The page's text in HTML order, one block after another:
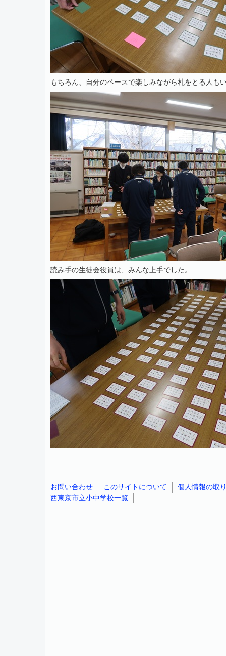
もちろん、自分のペースで楽しみながら札をとる人も
読み手の生徒会役員は、みんな上手でした。
お問い合わせ このサイトについて
個人情報の取
西東京市立小中学校一覧